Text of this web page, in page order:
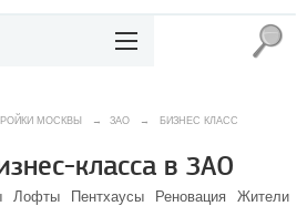
МОСКВЫ → ЗАО → БИЗНЕС КЛАСС
класса в ЗАО
Лофты Пентхаусы Реновация
Жители